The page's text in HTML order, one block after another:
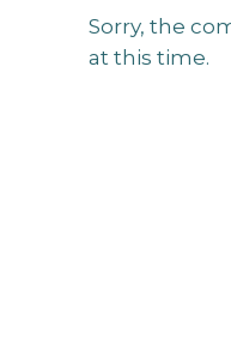
Sorry, the
at this time.